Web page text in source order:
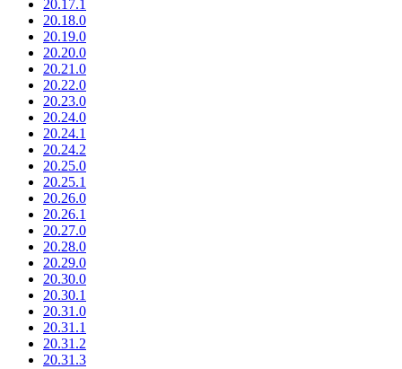
20.17.1
20.18.0
20.19.0
20.20.0
20.21.0
20.22.0
20.23.0
20.24.0
20.24.1
20.24.2
20.25.0
20.25.1
20.26.0
20.26.1
20.27.0
20.28.0
20.29.0
20.30.0
20.30.1
20.31.0
20.31.1
20.31.2
20.31.3